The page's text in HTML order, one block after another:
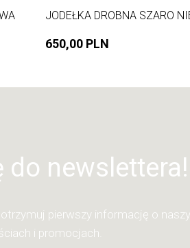
JODEŁKA DROBNA SZARO
650,00 PLN
do newslettera!
pierwszy informację o
i promocjach.